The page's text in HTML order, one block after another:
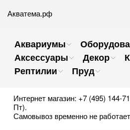
Акватема.рф
Аквариумы
Аксессуары
Декор
Рептилии
Пруд
Интернет магазин: +7 (495) 144-
Пт).
Самовывоз временно не работает